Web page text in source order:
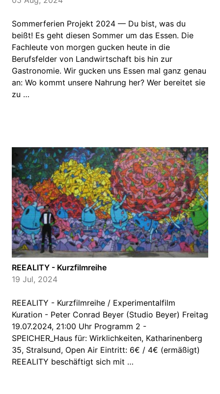
Sommerferien Projekt 2024 — Du bist, was du
beißt! Es geht diesen Sommer um das Essen. Die
Fachleute von morgen gucken heute in die
Berufsfelder von Landwirtschaft bis hin zur
Gastronomie. Wir gucken uns Essen mal ganz genau
an: Wo kommt unsere Nahrung her? Wer bereitet sie
zu …
REEALITY - Kurzfilmreihe
19 Jul, 2024
REEALITY - Kurzfilmreihe / Experimentalfilm
Kuration - Peter Conrad Beyer (Studio Beyer) Freitag
19.07.2024, 21:00 Uhr Programm 2 -
SPEICHER_Haus für: Wirklichkeiten, Katharinenberg
35, Stralsund, Open Air Eintritt: 6€ / 4€ (ermäßigt)
REEALITY beschäftigt sich mit …